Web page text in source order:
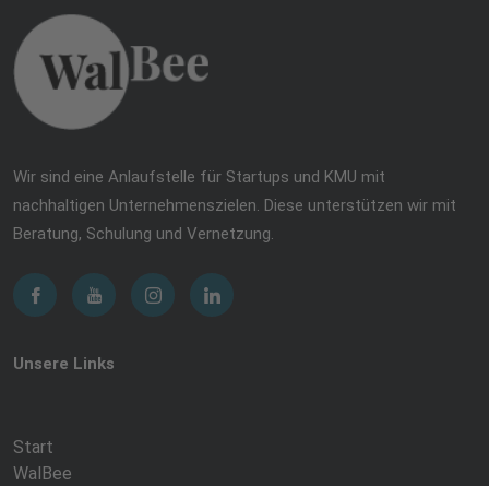
Wir sind eine Anlaufstelle für Startups und KMU mit
nachhaltigen Unternehmenszielen. Diese unterstützen wir mit
Beratung, Schulung und Vernetzung.
Unsere Links
Start
WalBee